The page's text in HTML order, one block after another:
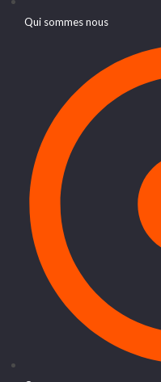
Qui sommes nous